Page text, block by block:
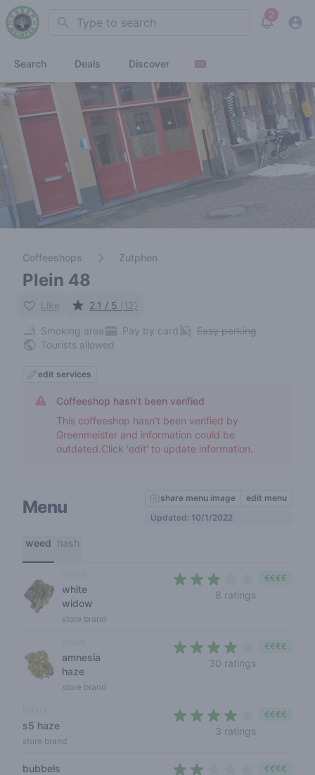
Search 2
View
Search Deals Discover
Coffeeshops Zutphen
Plein 48
Like 2.1 / 5 (12)
Smoking area Pay by card
Easy parking
Tourists allowed
edit services
Coffeeshop hasn't been verified
This coffeeshop hasn't been verified by
Greenmeister and information could be
outdated.Click 'edit' to update information.
Menu share menu image
edit menu
Updated: 10/1/2022
weed hash
white
widow
store brand
8 ratings
€€€€
amnesia
haze
store brand
30 ratings
€€€€
s5 haze
store brand
3 ratings
€€€€
bubbels €€€€